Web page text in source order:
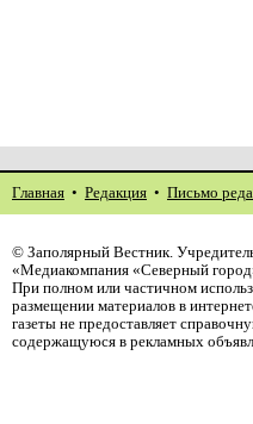
Главная • Редакция • Письмо
© Заполярный Вестник.
«Медиакомпания «Северный
При полном или частичном
размещении материалов в
газеты не предоставляет
содержащуюся в рекламных